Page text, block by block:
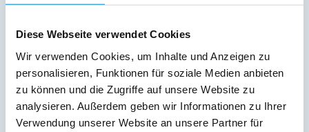
Diese Webseite verwendet Cookies
Wir verwenden Cookies, um Inhalte und Anzeigen zu
personalisieren, Funktionen für soziale Medien anbieten
zu können und die Zugriffe auf unsere Website zu
analysieren. Außerdem geben wir Informationen zu Ihrer
Verwendung unserer Website an unsere Partner für
Balkon
Service:
Verpflegung: